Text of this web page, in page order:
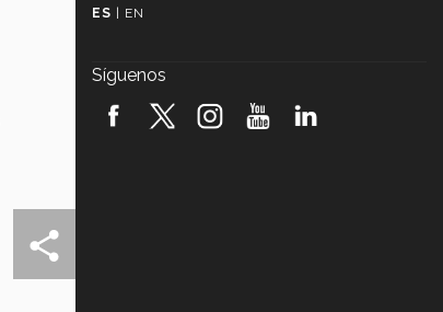
robótica FIRST 2026! (video)
ES
EN
Síguenos